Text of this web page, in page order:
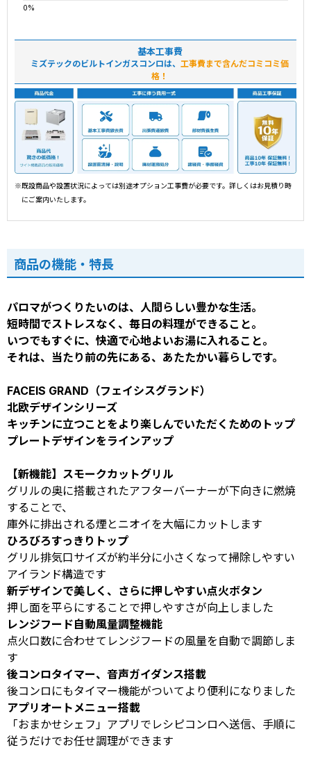
基本工事費
ミズテックのビルトインガスコンロは、 工事費まで含んだコミコミ価
格！
※既設商品や設置状況によっては別途オプション工事費が必要です。詳しくはお見積り時
にご案内いたします。
商品の機能・特長
パロマがつくりたいのは、人間らしい豊かな生活。
短時間でストレスなく、毎日の料理ができること。
いつでもすぐに、快適で心地よいお湯に入れること。
それは、当たり前の先にある、あたたかい暮らしです。
FACEIS GRAND（フェイシスグランド）
北欧デザインシリーズ
キッチンに立つことをより楽しんでいただくためのトップ
プレートデザインをラインアップ
【新機能】スモークカットグリル
グリルの奥に搭載されたアフターバーナーが下向きに燃焼
することで、
庫外に排出される煙とニオイを大幅にカットします
ひろびろすっきりトップ
グリル排気口サイズが約半分に小さくなって掃除しやすい
アイランド構造です
新デザインで美しく、さらに押しやすい点火ボタン
押し面を平らにすることで押しやすさが向上しました
レンジフード自動風量調整機能
点火口数に合わせてレンジフードの風量を自動で調節しま
す
後コンロタイマー、音声ガイダンス搭載
後コンロにもタイマー機能がついてより便利になりました
アプリオートメニュー搭載
「おまかせシェフ」アプリでレシピコンロへ送信、手順に
従うだけでお任せ調理ができます